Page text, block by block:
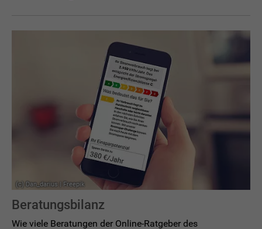
(c) Dan_darius | Freepik
Beratungsbilanz
Wie viele Beratungen der Online-Ratgeber des